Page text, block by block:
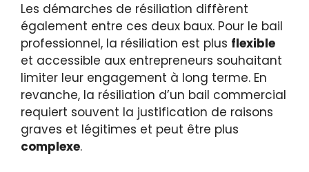
Les démarches de résiliation diffèrent
également entre ces deux baux. Pour le bail
professionnel, la résiliation est plus flexible
et accessible aux entrepreneurs souhaitant
limiter leur engagement à long terme. En
revanche, la résiliation d’un bail commercial
requiert souvent la justification de raisons
graves et légitimes et peut être plus
complexe.